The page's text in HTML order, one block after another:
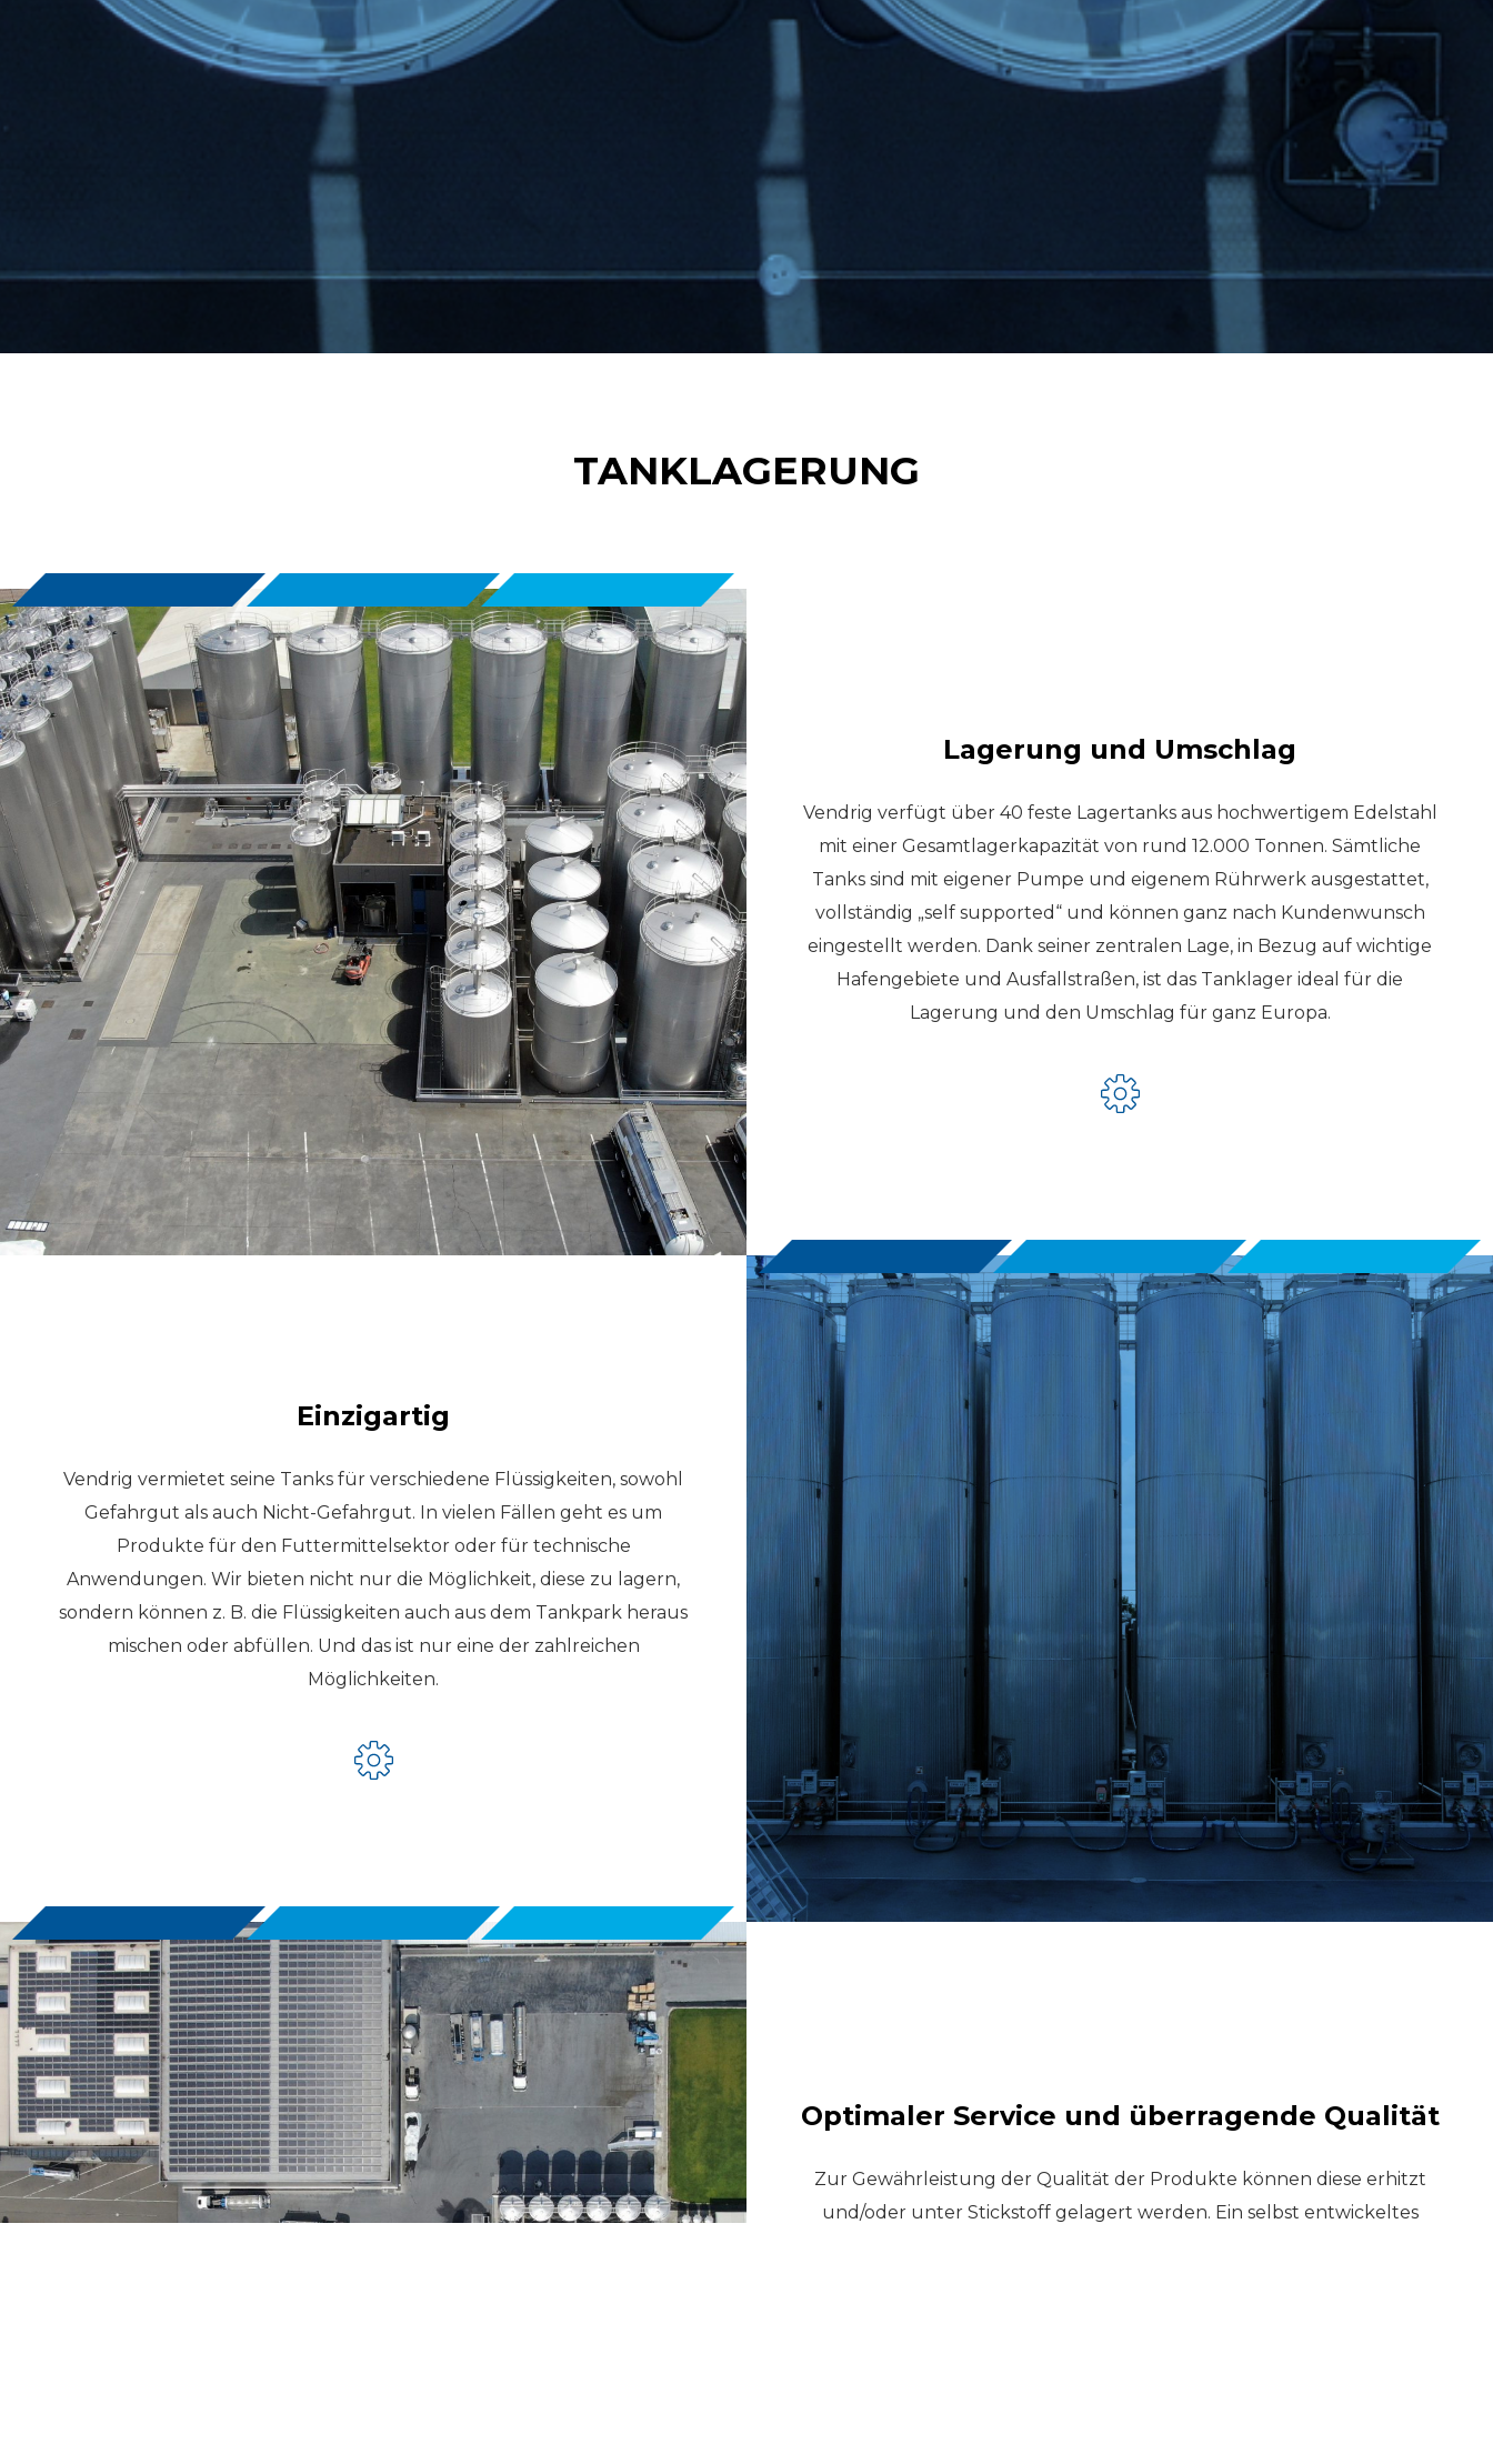
TANKLAGERUNG
Lagerung und Umschlag
Vendrig verfügt über 40 feste Lagertanks aus hochwertigem Edelstahl
mit einer Gesamtlagerkapazität von rund 12.000 Tonnen. Sämtliche
Tanks sind mit eigener Pumpe und eigenem Rührwerk ausgestattet,
vollständig „self supported“ und können ganz nach Kundenwunsch
eingestellt werden. Dank seiner zentralen Lage, in Bezug auf wichtige
Hafengebiete und Ausfallstraßen, ist das Tanklager ideal für die
Lagerung und den Umschlag für ganz Europa.
Einzigartig
Vendrig vermietet seine Tanks für verschiedene Flüssigkeiten, sowohl
Gefahrgut als auch Nicht-Gefahrgut. In vielen Fällen geht es um
Produkte für den Futtermittelsektor oder für technische
Anwendungen. Wir bieten nicht nur die Möglichkeit, diese zu lagern,
sondern können z. B. die Flüssigkeiten auch aus dem Tankpark heraus
mischen oder abfüllen. Und das ist nur eine der zahlreichen
Möglichkeiten.
Optimaler Service und überragende Qualität
Zur Gewährleistung der Qualität der Produkte können diese erhitzt
und/oder unter Stickstoff gelagert werden. Ein selbst entwickeltes